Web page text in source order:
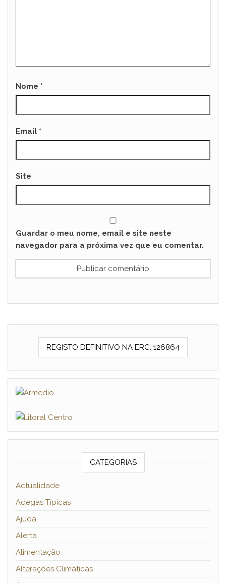
Nome *
Email *
Site
Guardar o meu nome, email e site neste
navegador para a próxima vez que eu comentar.
REGISTO DEFINITIVO NA ERC: 126864
CATEGORIAS
Actualidade
Adegas Típicas
Ajuda
Alerta
Alimentação
Alterações Climáticas